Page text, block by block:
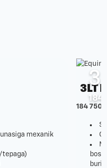
mexanik
tepaga)
184
3LT
184 750